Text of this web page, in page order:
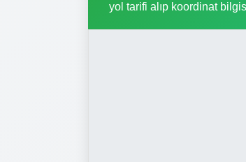
yol tarifi alıp koordinat